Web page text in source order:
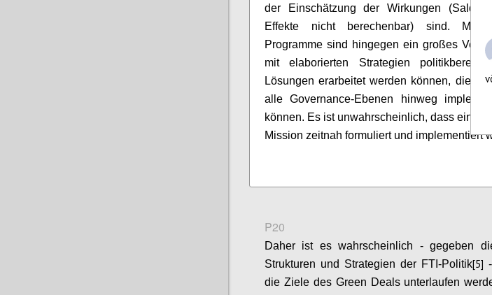
der Einschätzung der Wirkungen (Saldo
Effekte nicht berechenbar) sind.
Programme sind hingegen ein großes
mit elaborierten Strategien
Lösungen erarbeitet werden können, die
alle Governance-Ebenen hinweg
können. Es ist unwahrscheinlich, dass eine
Mission zeitnah formuliert und implementiert
P20
Daher ist es wahrscheinlich - gegeben
Strukturen und Strategien der FTI-Politik[5]
die Ziele des Green Deals unterlaufen